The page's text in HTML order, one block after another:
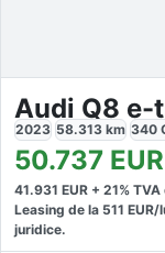
Audi Q8 e-
2023 58.313 km 340
50.737 EUR
41.931 EUR + 21%
Leasing de la 511 EUR/
juridice.